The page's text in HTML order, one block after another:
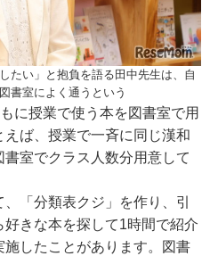
たい」と抱負を語る田中先生は、自
書室によく通うという
に授業で使う本を図書室で用
ば、授業で一斉に同じ漢和
室でクラス人数分用意して
「分類表クジ」を作り、引
きな本を探して1時間で紹介
したことがあります。図書